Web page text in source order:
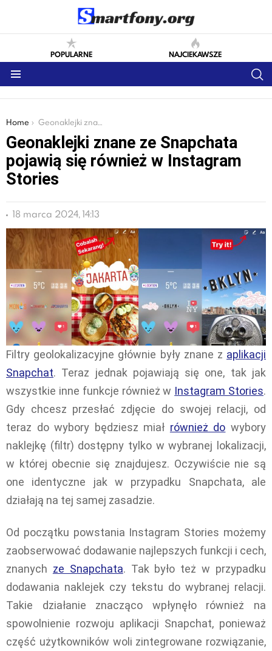
POPULARNE NAJCIEKAWSZE
You are here:
Home Geonaklejki znane ze Snapchata pojawią się również w Instagram Stories
Geonaklejki znane ze Snapchata
pojawią się również w Instagram
Stories
18 marca 2024, 14:13
Filtry geolokalizacyjne głównie były znane z aplikacji
Snapchat. Teraz jednak pojawiają się one, tak jak
wszystkie inne funkcje również w Instagram Stories.
Gdy chcesz przesłać zdjęcie do swojej relacji, od
teraz do wybory będziesz miał również do wybory
naklejkę (filtr) dostępny tylko w wybranej lokalizacji,
w której obecnie się znajdujesz. Oczywiście nie są
one identyczne jak w przypadku Snapchata, ale
działają na tej samej zasadzie.
Od początku powstania Instagram Stories możemy
zaobserwować dodawanie najlepszych funkcji i cech,
znanych ze Snapchata. Tak było też w przypadku
dodawania naklejek czy tekstu do wybranej relacji.
Takie działanie znacząco wpłynęło również na
spowolnienie rozwoju aplikacji Snapchat, ponieważ
część użytkowników woli zintegrowane rozwiązanie,